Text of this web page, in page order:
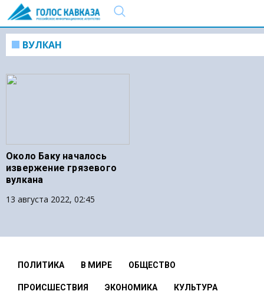
ВУЛКАН
Около Баку началось
извержение грязевого
вулкана
13 августа 2022, 02:45
ПОЛИТИКА В МИРЕ ОБЩЕСТВО
ПРОИСШЕСТВИЯ ЭКОНОМИКА КУЛЬТУРА